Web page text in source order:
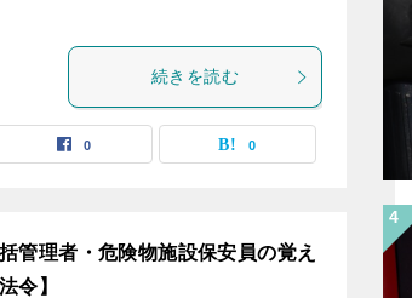
続きを読む
0 0
管理者・危険物施設保安員の覚え
令】